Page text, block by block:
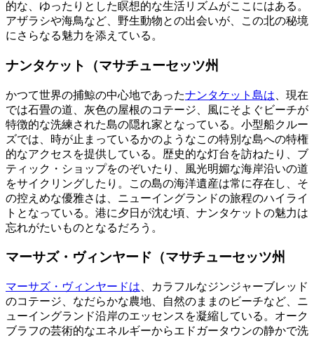
的な、ゆったりとした瞑想的な生活リズムがここにはある。
アザラシや海鳥など、野生動物との出会いが、この北の秘境
にさらなる魅力を添えている。
ナンタケット（マサチューセッツ州
かつて世界の捕鯨の中心地であったナンタケット島は 、現在
では石畳の道、灰色の屋根のコテージ、風にそよぐビーチが
特徴的な洗練された島の隠れ家となっている。小型船クルー
ズでは、時が止まっているかのようなこの特別な島への特権
的なアクセスを提供している。歴史的な灯台を訪ねたり、ブ
ティック・ショップをのぞいたり、風光明媚な海岸沿いの道
をサイクリングしたり。この島の海洋遺産は常に存在し、そ
の控えめな優雅さは、ニューイングランドの旅程のハイライ
トとなっている。港に夕日が沈む頃、ナンタケットの魅力は
忘れがたいものとなるだろう。
マーサズ・ヴィンヤード（マサチューセッツ州
マーサズ・ヴィンヤードは 、カラフルなジンジャーブレッド
のコテージ、なだらかな農地、自然のままのビーチなど、ニ
ューイングランド沿岸のエッセンスを凝縮している。オーク
ブラフの芸術的なエネルギーからエドガータウンの静かで洗